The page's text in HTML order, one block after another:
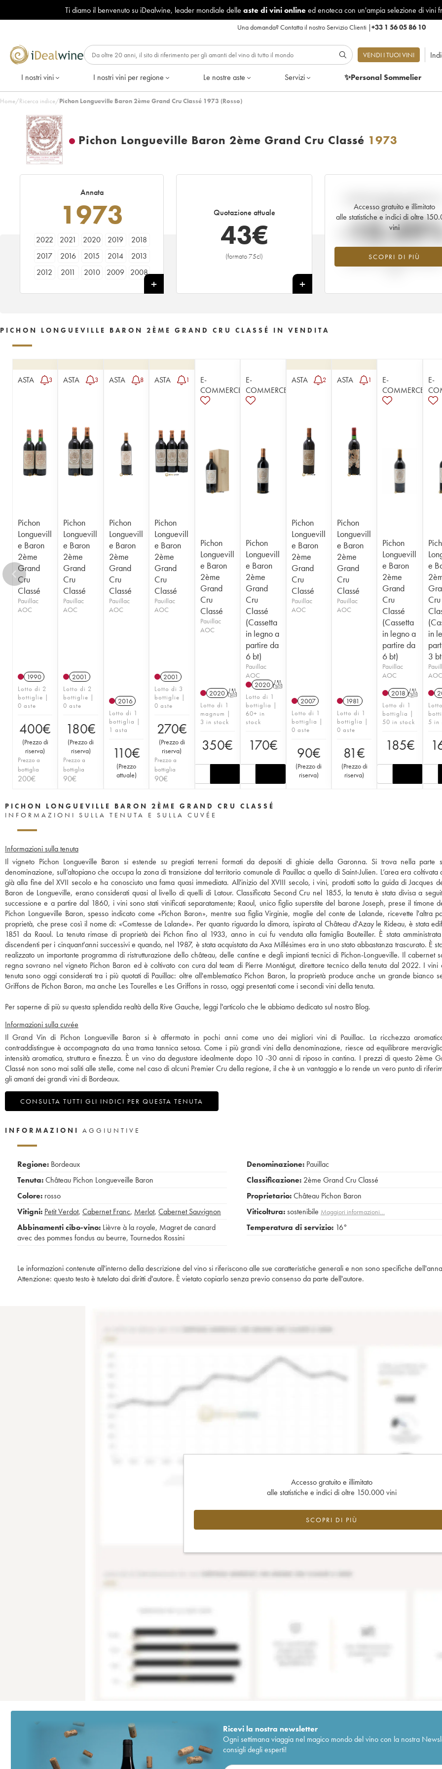
Ti diamo il benvenuto su iDealwine, leader mondiale delle aste di vini onlineed enoteca con un'ampia selezione di vini
Una domanda?Contatta il nostro Servizio Clienti |+33 1 56 05 86 10
VENDI I TUOI VINI
I nostri vini I nostri vini per regione Le nostre aste Servizi ✨Personal Sommelier
Home/Ricerca indice/Pichon Longueville Baron 2ème Grand Cru Classé 1973 (Rosso)
Pichon Longueville Baron 2ème Grand Cru Classé 1973
Annata
1973
2022 2021 2020 2019
2018
2017
2016 2015 2014
2013
2012
2011 2010 2009
2008
1982
1981 1980 1979
1978
1977
1975
1973
1961
1960 1959
1956
1955 1954 1953
1950
1949 1948 1947
1945
Quotazione attuale
43€
(formato 75cl)
+
Accesso gratuito e illimitato
alle statistiche e indici di oltre
vini
SCOPRI DI PIÙ
tempo reale
-
Tendenza al ribasso per il valore
dell'annata 1973 nel 2026 rispetto
PICHON LONGUEVILLE BARON 2ÈME GRAND CRU CLASSÉ IN VENDITA
ASTA 3
Pichon
Longuevill
e Baron
2ème
Grand
Cru
Classé
Pauillac
AOC
1990
Lotto di 2
bottiglie |
0 aste
400€
(Prezzo di
riserva)
Prezzo a
bottiglia
200€
ASTA 3
Pichon
Longuevill
e Baron
2ème
Grand
Cru
Classé
Pauillac
AOC
2001
Lotto di 2
bottiglie |
0 aste
180€
(Prezzo di
riserva)
Prezzo a
bottiglia
90€
ASTA 8
Pichon
Longuevill
e Baron
2ème
Grand
Cru
Classé
Pauillac
AOC
2016
Lotto di 1
bottiglia |
1 asta
110€
(Prezzo
attuale)
ASTA 1
Pichon
Longuevill
e Baron
2ème
Grand
Cru
Classé
Pauillac
AOC
2001
Lotto di 3
bottiglie |
0 aste
270€
(Prezzo di
riserva)
Prezzo a
bottiglia
90€
E-
COMMERCE
Pichon
Longuevill
e Baron
2ème
Grand
Cru
Classé
Pauillac
AOC
2020 T
Lotto di 1
magnum |
3 in stock
350€
E-
COMMERCE
Pichon
Longuevill
e Baron
2ème
Grand
Cru
Classé
(Cassetta
in legno a
partire da
6 bt)
Pauillac
AOC
2020 T
Lotto di 1
bottiglia |
60+ in
stock
170€
ASTA 2
Pichon
Longuevill
e Baron
2ème
Grand
Cru
Classé
Pauillac
AOC
2007
Lotto di 1
bottiglia |
0 aste
90€
(Prezzo di
riserva)
ASTA 1
Pichon
Longuevill
e Baron
2ème
Grand
Cru
Classé
Pauillac
AOC
1981
Lotto di 1
bottiglia |
0 aste
81€
(Prezzo di
riserva)
E-
COMMERCE
Pichon
Longuevill
e Baron
2ème
Grand
Cru
Classé
(Cassetta
in legno a
partire da
6 bt)
Pauillac
AOC
2018 T
Lotto di 1
bottiglia |
50 in stock
185€
E-
e
Cru
in
3
AOC
5 in
PICHON LONGUEVILLE BARON 2ÈME GRAND CRU CLASSÉ
INFORMAZIONI SULLA TENUTA E SULLA CUVÉE
Informazioni sulla tenuta
Il vigneto Pichon Longueville Baron si estende su pregiati terreni formati da depositi di ghiaie della Garonna. Si trova nella parte
denominazione, sull’altopiano che occupa la zona di transizione dal territorio comunale di Pauillac a quello di Saint-Julien. L’area era coltivata
già alla fine del XVII secolo e ha conosciuto una fama quasi immediata. All'inizio del XVIII secolo, i vini, prodotti sotto la guida di Jacques
Baron de Longueville, erano considerati quasi al livello di quelli di Latour. Classificata Second Cru nel 1855, la tenuta è stata divisa a
successione e a partire dal 1860, i vini sono stati vinificati separatamente; Raoul, unico figlio superstite del barone Joseph, prese il timone
Pichon Longueville Baron, spesso indicato come «Pichon Baron», mentre sua figlia Virginie, moglie del conte de Lalande, ricevette l'altra
proprietà, che prese così il nome di: «Comtesse de Lalande». Per quanto riguarda la dimora, ispirata al Château d'Azay le Rideau, è stata
1851 da Raoul. La tenuta rimase di proprietà dei Pichon fino al 1933, anno in cui fu venduta alla famiglia Bouteiller. È stata
discendenti per i cinquant'anni successivi e quando, nel 1987, è stata acquistata da Axa Millésimes era in uno stato abbastanza trascurato. È
realizzato un importante programma di ristrutturazione dello château, delle cantine e degli impianti tecnici di Pichon-Longueville. Il cabernet
regna sovrano nel vigneto Pichon Baron ed è coltivato con cura dal team di Pierre Montégut, direttore tecnico della tenuta dal 2022. I vini
tenuta sono oggi considerati tra i più quotati di Pauillac: oltre all'emblematico Pichon Baron, la proprietà produce anche un grande bianco
Griffons de Pichon Baron, ma anche Les Tourelles e Les Griffons in rosso, oggi presentati come i secondi vini della tenuta.
Per saperne di più su questa splendida realtà della Rive Gauche, leggi l'articolo che le abbiamo dedicato sul nostro Blog.
Informazioni sulla cuvée
Il Grand Vin di Pichon Longueville Baron si è affermato in pochi anni come uno dei migliori vini di Pauillac. La ricchezza
contraddistingue è accompagnata da una trama tannica setosa. Come i più grandi vini della denominazione, riesce ad equilibrare
intensità aromatica, struttura e finezza. È un vino da degustare idealmente dopo 10 -30 anni di riposo in cantina. I prezzi di questo 2ème
Classé non sono mai saliti alle stelle, come nel caso di alcuni Premier Cru della regione, il che è un vantaggio e lo rende un vero punto di
gli amanti dei grandi vini di Bordeaux.
CONSULTA TUTTI GLI INDICI PER QUESTA TENUTA
INFORMAZIONI AGGIUNTIVE
Regione: Bordeaux
Tenuta:Château Pichon Longueveille Baron
Colore: rosso
Vitigni: Petit Verdot, Cabernet Franc, Merlot, Cabernet Sauvignon
Abbinamenti cibo-vino: Lièvre à la royale, Magret de canard
avec des pommes fondus au beurre, Tournedos Rossini
Denominazione: Pauillac
Classificazione: 2ème Grand Cru Classé
Proprietario:Château Pichon Baron
Viticoltura:sostenibile Maggiori informazioni…
Temperatura di servizio: 16°
Le informazioni contenute all'interno della descrizione del vino si riferiscono alle sue caratteristiche generali e non sono specifiche
Attenzione: questo testo è tutelato dai diritti d'autore. È vietato copiarlo senza previo consenso da parte dell'autore.
Accesso gratuito e illimitato
alle statistiche e indici di oltre 150.000 vini
SCOPRI DI PIÙ
Ricevi la nostra newsletter
Ogni settimana viaggia nel magico mondo del vino con la nostra
consigli degli esperti!